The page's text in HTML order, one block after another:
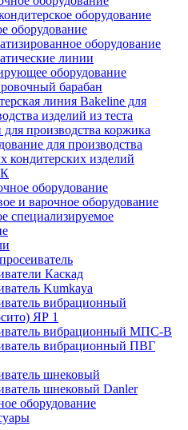
оборудование
оборудование
оборудование
линии
оборудование
барабан
линия Bakeline для
изделий из теста
производства коржика
для производства
кондитерских изделий
оборудование
и варочное оборудование
специализируемое
Каскад
Kumkaya
вибрационный
ЯР 1
вибрационный МПС-В
вибрационный ПВГ
шнековый
шнековый Danler
оборудование